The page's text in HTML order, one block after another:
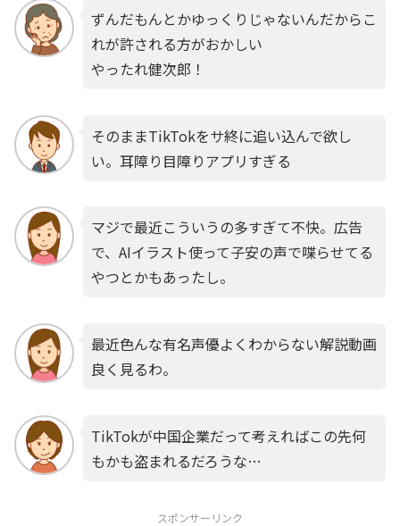
ずんだもんとかゆっくりじゃないんだからこ
れが許される方がおかしい
やったれ健次郎！
そのままTikTokをサ終に追い込んで欲し
い。耳障り目障りアプリすぎる
マジで最近こういうの多すぎて不快。広告
で、AIイラスト使って子安の声で喋らせてる
やつとかもあったし。
最近色んな有名声優よくわからない解説動画
良く見るわ。
TikTokが中国企業だって考えればこの先何
もかも盗まれるだろうな…
スポンサーリンク